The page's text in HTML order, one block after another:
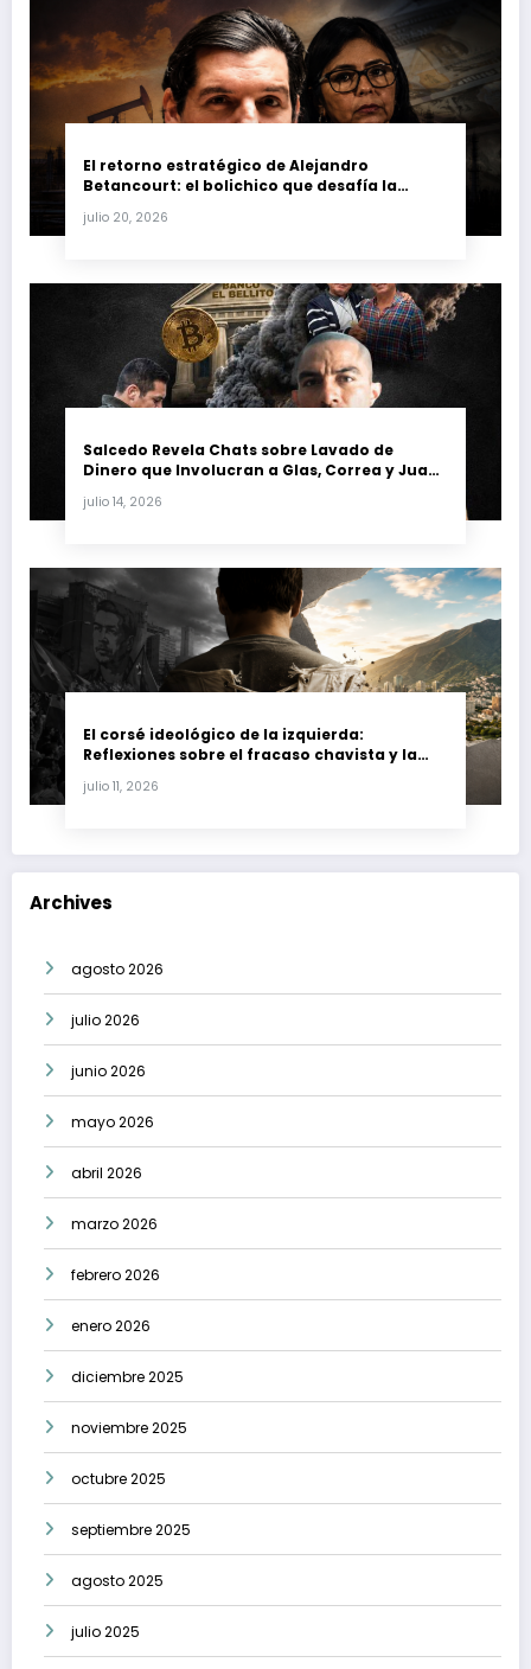
El retorno estratégico de Alejandro
Betancourt: el bolichico que desafía la
petrolera venezolana
julio 20, 2026
Salcedo Revela Chats sobre Lavado de
Dinero que Involucran a Glas, Correa y Juan
julio 14, 2026
El corsé ideológico de la izquierda:
Reflexiones sobre el fracaso chavista y la
julio 11, 2026
Archives
agosto 2026
julio 2026
junio 2026
mayo 2026
abril 2026
marzo 2026
febrero 2026
enero 2026
diciembre 2025
noviembre 2025
octubre 2025
septiembre 2025
agosto 2025
julio 2025